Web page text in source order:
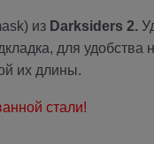
из Darksiders 2.
для
их длины.
стали!